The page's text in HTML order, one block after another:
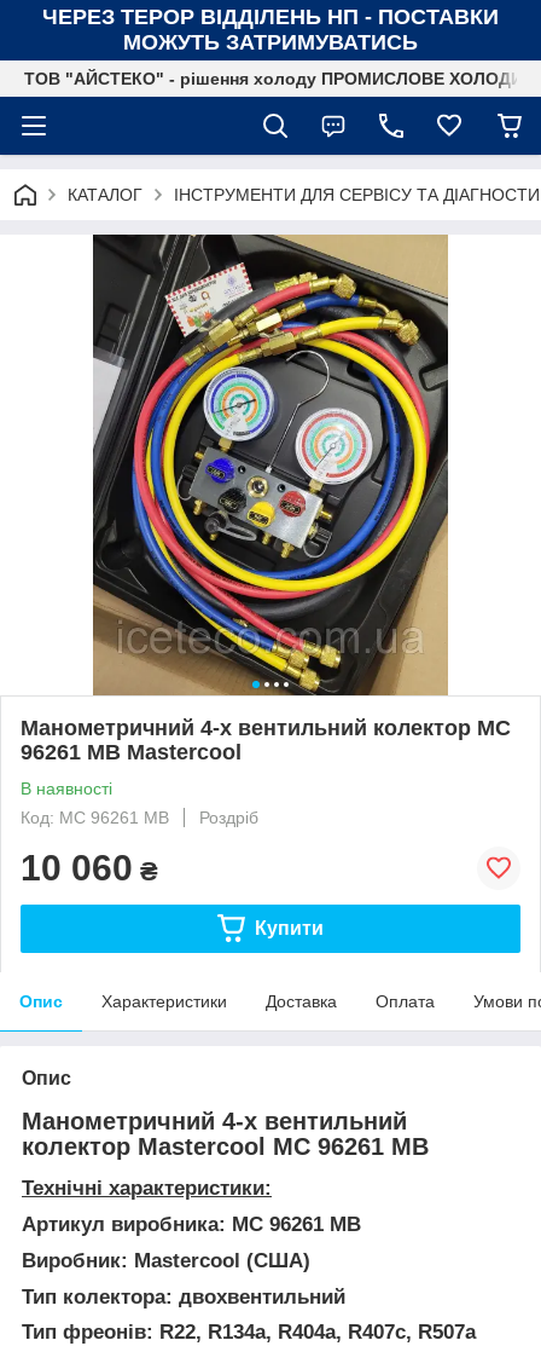
ЧЕРЕЗ ТЕРОР ВІДДІЛЕНЬ НП - ПОСТАВКИ
МОЖУТЬ ЗАТРИМУВАТИСЬ
ТОВ "АЙСТЕКО" - рішення холоду ПРОМИСЛОВЕ
КАТАЛОГ ІНСТРУМЕНТИ ДЛЯ СЕРВІСУ ТА
Манометричний 4-х вентильний колектор MC
96261 MB Mastercool
В наявності
Код: MC 96261 MB
Роздріб
10 060 ₴
Купити
Опис Характеристики Доставка Оплата Умови
Опис
Манометричний 4-х вентильний
колектор Mastercool MC 96261 MB
Технічні характеристики:
Артикул виробника: MC 96261 MB
Виробник: Mastercool (США)
Тип колектора: двохвентильний
Тип фреонів: R22, R134a, R404a, R407c, R507a